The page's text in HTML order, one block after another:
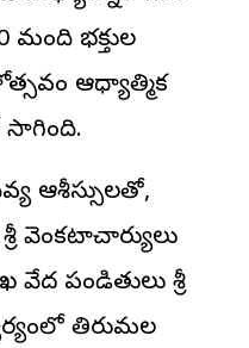
మంది భక్తుల
ఆధ్యాత్మిక
సాగింది.
ఆశీస్సులతో,
వెంకటాచార్యులు
వేద పండితులు శ్రీ
తిరుమల